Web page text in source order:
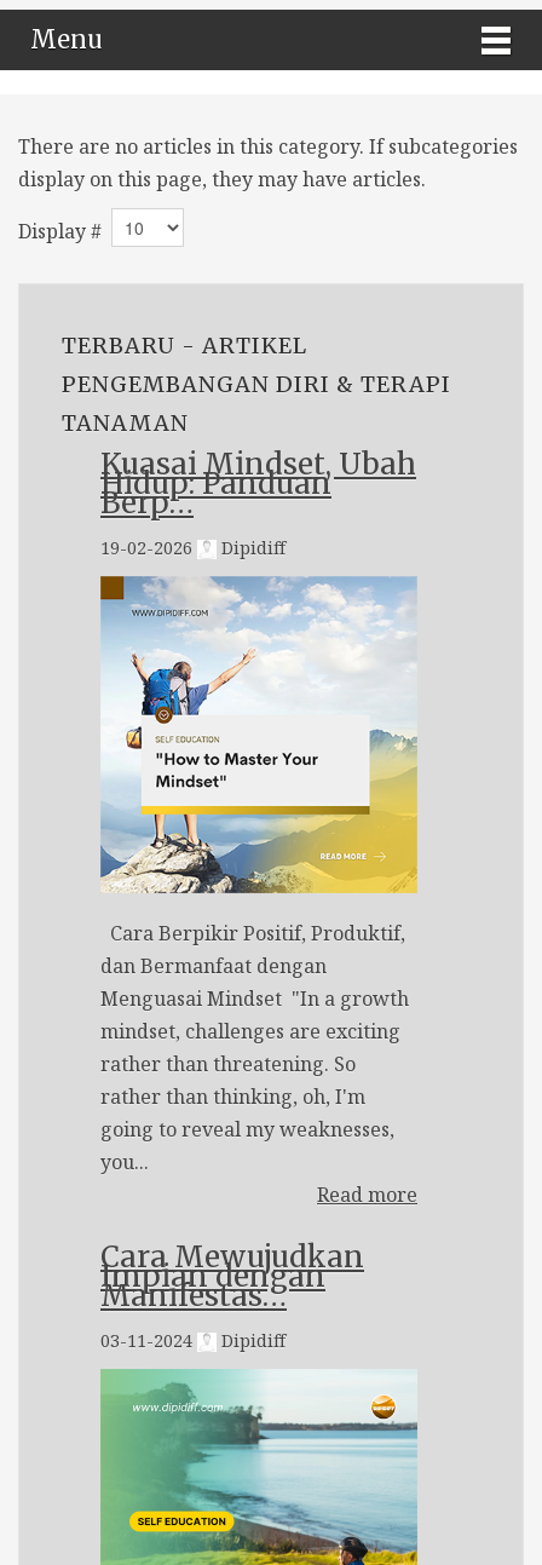
Menu
There are no articles in this category. If subcategories
display on this page, they may have articles.
Display #
TERBARU - ARTIKEL
PENGEMBANGAN DIRI & TERAPI
TANAMAN
Kuasai Mindset, Ubah
Hidup: Panduan
Berp…
19-02-2026 Dipidiff
Cara Berpikir Positif, Produktif,
dan Bermanfaat dengan
Menguasai Mindset "In a growth
mindset, challenges are exciting
rather than threatening. So
rather than thinking, oh, I'm
going to reveal my weaknesses,
you...
Read more
Cara Mewujudkan
Impian dengan
Manifestas…
03-11-2024 Dipidiff